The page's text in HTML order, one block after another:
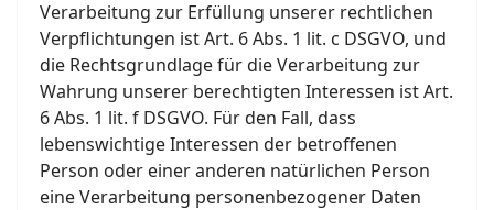
Verarbeitung zur Erfüllung unserer rechtlichen
Verpflichtungen ist Art. 6 Abs. 1 lit. c DSGVO, und
die Rechtsgrundlage für die Verarbeitung zur
Wahrung unserer berechtigten Interessen ist Art.
6 Abs. 1 lit. f DSGVO. Für den Fall, dass
lebenswichtige Interessen der betroffenen
Person oder einer anderen natürlichen Person
eine Verarbeitung personenbezogener Daten